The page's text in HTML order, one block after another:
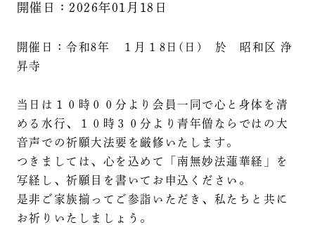
開催日：2026年01月18日
開催日：令和8年 １月１8日(日) 於 昭和区 浄
昇寺
当日は１０時００分より会員一同で心と身体を清
める水行、１０時３０分より青年僧ならではの大
音声での祈願大法要を厳修いたします。
つきましては、心を込めて「南無妙法蓮華経」を
写経し、祈願目を書いてお申込ください。
是非ご家族揃ってご参詣いただき、私たちと共に
お祈りいたしましょう。